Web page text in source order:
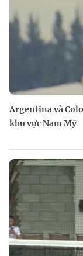
Argentina và
khu vực Nam Mỹ